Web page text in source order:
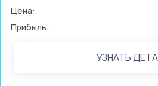
Цена:
Прибыль:
УЗНАТЬ